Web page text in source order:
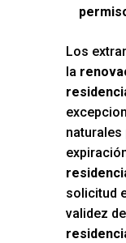
Los
la
naturales
solicitud
validez